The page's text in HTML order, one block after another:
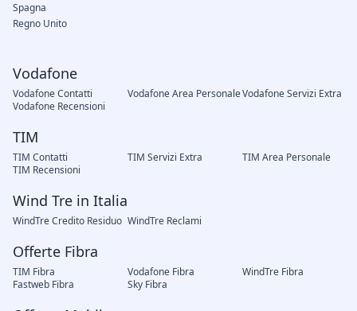
Vodafone
Vodafone Contatti Vodafone Area PersonaleVodafone Servizi Extra
Vodafone Recensioni
TIM
TIM Contatti TIM Servizi Extra
TIM Area Personale
TIM Recensioni
Wind Tre in Italia
WindTre Credito Residuo WindTre Reclami
Offerte Fibra
TIM Fibra Vodafone Fibra
WindTre Fibra
Fastweb Fibra
Sky Fibra
Spagna
Regno Unito